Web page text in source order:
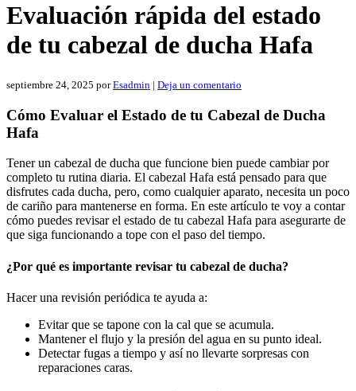
Evaluación rápida del estado
de tu cabezal de ducha Hafa
septiembre 24, 2025 porEsadmin | Deja un comentario
Cómo Evaluar el Estado de tu Cabezal de Ducha
Hafa
Tener un cabezal de ducha que funcione bien puede cambiar por
completo tu rutina diaria. El cabezal Hafa está pensado para que
disfrutes cada ducha, pero, como cualquier aparato, necesita un poco
de cariño para mantenerse en forma. En este artículo te voy a contar
cómo puedes revisar el estado de tu cabezal Hafa para asegurarte de
que siga funcionando a tope con el paso del tiempo.
¿Por qué es importante revisar tu cabezal de ducha?
Hacer una revisión periódica te ayuda a:
Evitar que se tapone con la cal que se acumula.
Mantener el flujo y la presión del agua en su punto ideal.
Detectar fugas a tiempo y así no llevarte sorpresas con
reparaciones caras.